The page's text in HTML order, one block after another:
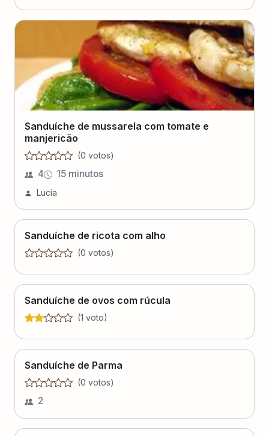
Sanduíche de mussarela com tomate e
manjericão
(0 votos)
4 15 minutos
Lucia
Sanduíche de ricota com alho
(0 votos)
Sanduíche de ovos com rúcula
(1 voto)
Sanduíche de Parma
(0 votos)
2